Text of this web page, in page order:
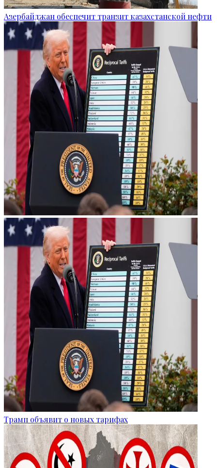
Азербайджан обеспечит транзит казахстанской нефти
Трамп объявит о новых тарифах